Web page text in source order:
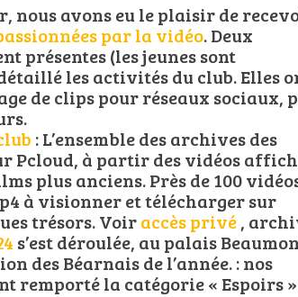
nous avons eu le plaisir de
par la vidéo. Deux
présentes (les jeunes sont
les activités du club. Elles
de clips pour réseaux sociaux,
: L’ensemble des archives des
Pcloud, à partir des vidéos
plus anciens. Près de 100
à visionner et télécharger sur
trésors. Voiraccès privé,
s’est déroulée, au palais
des Béarnais de l’année. : nos
remporté la catégorie « Espoirs